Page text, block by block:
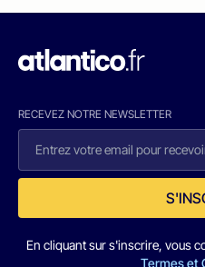
RECEVEZ NOTRE NEWSLETTER
En cliquant sur s'inscrire, vous
Termes et